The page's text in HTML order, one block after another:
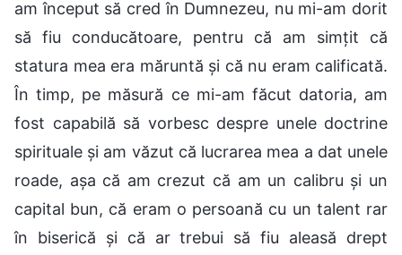
am început să cred în Dumnezeu, nu mi-am dorit
să fiu conducătoare, pentru că am simțit că
statura mea era măruntă și că nu eram calificată.
În timp, pe măsură ce mi-am făcut datoria, am
fost capabilă să vorbesc despre unele doctrine
spirituale și am văzut că lucrarea mea a dat unele
roade, așa că am crezut că am un calibru și un
capital bun, că eram o persoană cu un talent rar
în biserică și că ar trebui să fiu aleasă drept